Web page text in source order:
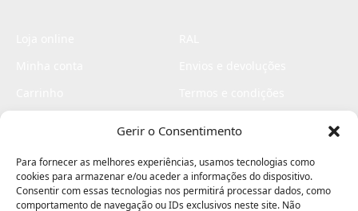
Gerir o Consentimento
Para fornecer as melhores experiências, usamos tecnologias como
cookies para armazenar e/ou aceder a informações do dispositivo.
Consentir com essas tecnologias nos permitirá processar dados, como
comportamento de navegação ou IDs exclusivos neste site. Não
Livro de elogios